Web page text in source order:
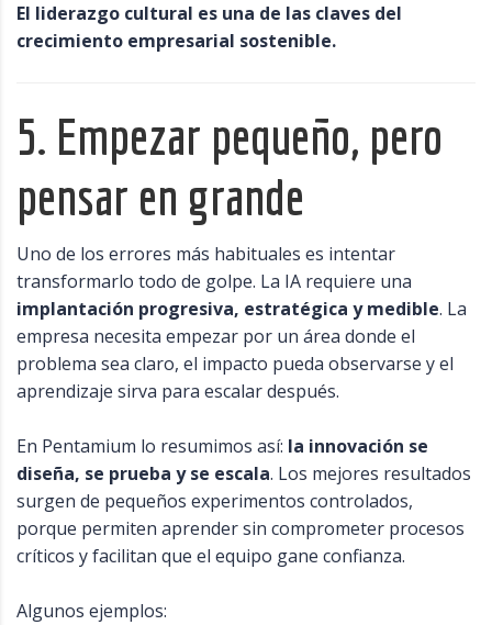
El liderazgo cultural es una de las claves del
crecimiento empresarial sostenible.
5. Empezar pequeño, pero
pensar en grande
Uno de los errores más habituales es intentar
transformarlo todo de golpe. La IA requiere una
implantación progresiva, estratégica y medible. La
empresa necesita empezar por un área donde el
problema sea claro, el impacto pueda observarse y el
aprendizaje sirva para escalar después.
En Pentamium lo resumimos así: la innovación se
diseña, se prueba y se escala. Los mejores resultados
surgen de pequeños experimentos controlados,
porque permiten aprender sin comprometer procesos
críticos y facilitan que el equipo gane confianza.
Algunos ejemplos: